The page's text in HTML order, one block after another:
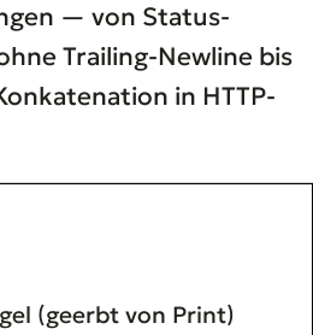
— von Status-
Trailing-Newline bis
in HTTP-
(geerbt von Print)